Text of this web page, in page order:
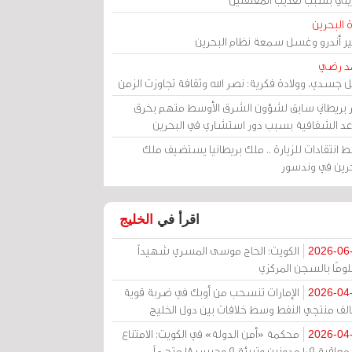
البحرين
أندرو وغسل سمعة نظام البحرين
رضي
جسدي، وولادة فكرية: نصر الله وثقافة تجاوزت الزمن
بريطاني سابق لشؤون الشرق الأوسط متهم بخرق
الشفافية بسبب دور استشاري في البحرين
انتقادات للزيارة .. ملك بريطانيا يستضيف ملك
في وندسور
اقرأ في الخليج
2026-
الكويت: الحاج موسى المسري شهيداً
بالسجن المركزي
2026-
الإمارات تنسحب من أوبك في ضربة قوية
منتجي النفط وسط خلافات بين دول الخليج
2026-
محكمة «أمن الدولة» في الكويت: الامتناع